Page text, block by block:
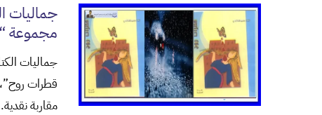
جماليات
مجموعة
جماليات
قطرات روح”،
مقاربة